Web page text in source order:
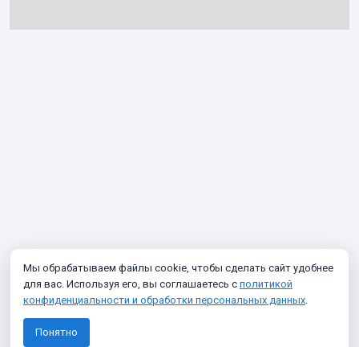
Мы обрабатываем файлы cookie, чтобы сделать сайт удобнее
для вас. Используя его, вы соглашаетесь с политикой
конфиденциальности и обработки персональных данных.
Понятно